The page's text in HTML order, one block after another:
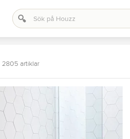
2805 artiklar